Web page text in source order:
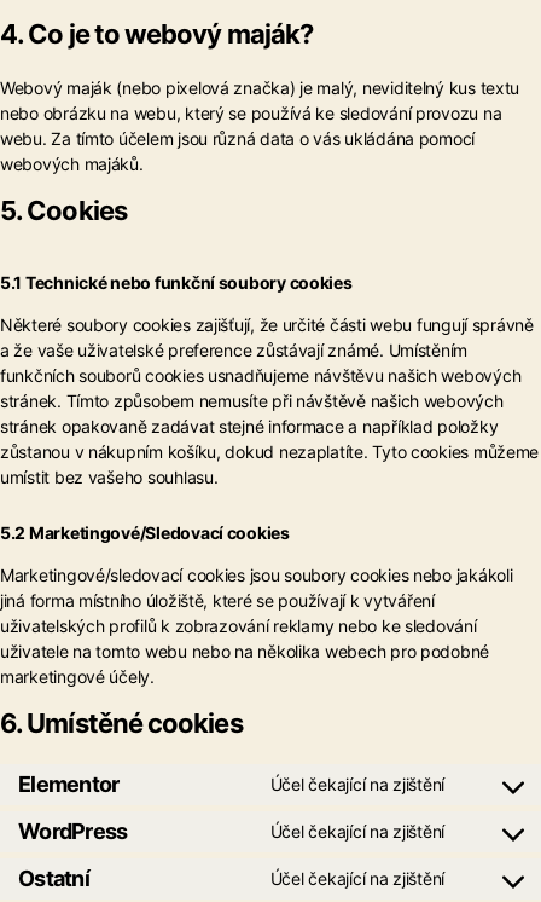
4. Co je to webový maják?
Webový maják (nebo pixelová značka) je malý, neviditelný kus textu
nebo obrázku na webu, který se používá ke sledování provozu na
webu. Za tímto účelem jsou různá data o vás ukládána pomocí
webových majáků.
5. Cookies
5.1 Technické nebo funkční soubory cookies
Některé soubory cookies zajišťují, že určité části webu fungují správně
a že vaše uživatelské preference zůstávají známé. Umístěním
funkčních souborů cookies usnadňujeme návštěvu našich webových
stránek. Tímto způsobem nemusíte při návštěvě našich webových
stránek opakovaně zadávat stejné informace a například položky
zůstanou v nákupním košíku, dokud nezaplatíte. Tyto cookies můžeme
umístit bez vašeho souhlasu.
5.2 Marketingové/Sledovací cookies
Marketingové/sledovací cookies jsou soubory cookies nebo jakákoli
jiná forma místního úložiště, které se používají k vytváření
uživatelských profilů k zobrazování reklamy nebo ke sledování
uživatele na tomto webu nebo na několika webech pro podobné
marketingové účely.
6. Umístěné cookies
Elementor Účel čekající na zjištění
Consent
service
WordPress Účel čekající na zjištění
Consent
service
Ostatní Účel čekající na zjištění
Consent